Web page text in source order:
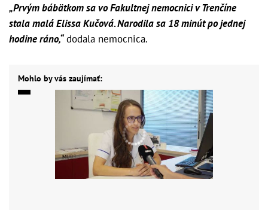
„Prvým bábätkom sa vo Fakultnej nemocnici v Trenčíne
stala malá Elissa Kučová. Narodila sa 18 minút po jednej
hodine ráno,“dodala nemocnica.
Mohlo by vás zaujímať: